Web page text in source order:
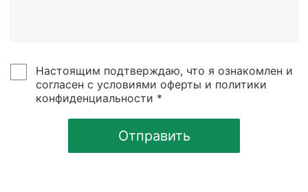
Настоящим подтверждаю, что я ознакомлен и
согласен с условиями оферты и политики
конфиденциальности *
Отправить